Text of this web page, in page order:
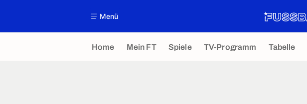
Menü
Home Mein FT Spiele TV-Programm Tabelle